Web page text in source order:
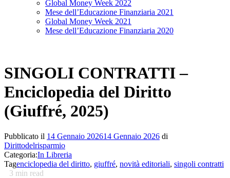
Global Money Week 2022
Mese dell’Educazione Finanziaria 2021
Global Money Week 2021
Mese dell’Educazione Finanziaria 2020
SINGOLI CONTRATTI –
Enciclopedia del Diritto
(Giuffré, 2025)
Pubblicato il 14 Gennaio 202614 Gennaio 2026 di
Dirittodelrisparmio
Categoria:In Libreria
Tagenciclopedia del diritto, giuffré, novità editoriali, singoli contratti
3 min read